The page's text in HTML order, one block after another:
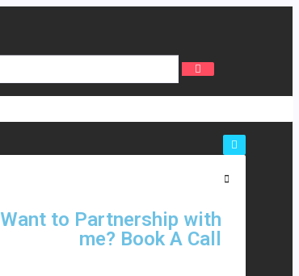
Want to Partnership with
me? Book A Call